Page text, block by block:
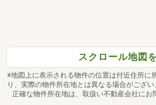
スクロール地図
※地図上に表示される物件の位置は付近住所に
り、実際の物件所在地とは異なる場合がござい
正確な物件所在地は、取扱い不動産会社にお